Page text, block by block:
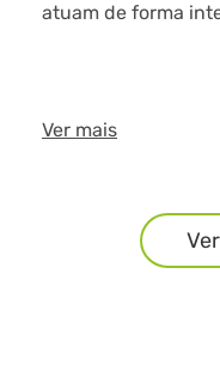
atuam de forma
Ver mais